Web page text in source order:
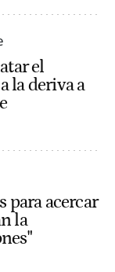
el
la deriva a
para acercar
la